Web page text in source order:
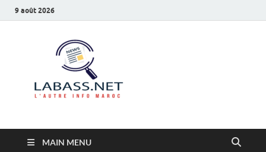
9 août 2026
MAIN MENU